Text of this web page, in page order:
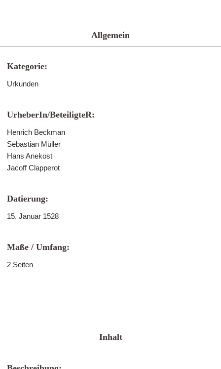
Allgemein
Kategorie:
Urkunden
UrheberIn/BeteiligteR:
Henrich Beckman
Sebastian Müller
Hans Anekost
Jacoff Clapperot
Datierung:
15. Januar 1528
Maße / Umfang:
2 Seiten
Inhalt